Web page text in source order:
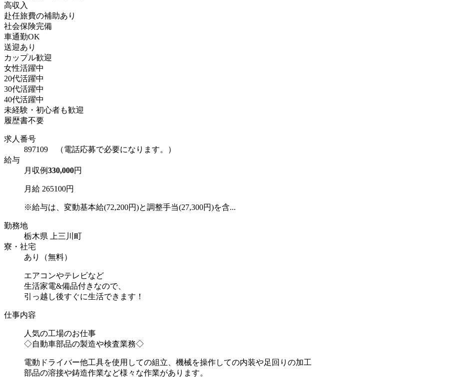
高収入
赴任旅費の補助あり
社会保険完備
車通勤OK
送迎あり
カップル歓迎
女性活躍中
20代活躍中
30代活躍中
40代活躍中
未経験・初心者も歓迎
履歴書不要
求人番号
897109 （電話応募で必要になります。）
給与
月収例330,000円
月給 265100円
※給与は、変動基本給(72,200円)と調整手当(27,300円)を含...
勤務地
栃木県 上三川町
寮・社宅
あり（無料）
エアコンやテレビなど
生活家電&備品付きなので、
引っ越し後すぐに生活できます！
仕事内容
人気の工場のお仕事
◇自動車部品の製造や検査業務◇
電動ドライバー他工具を使用しての組立、機械を操作しての内装や足回りの加工
部品の溶接や鋳造作業など様々な作業があります。